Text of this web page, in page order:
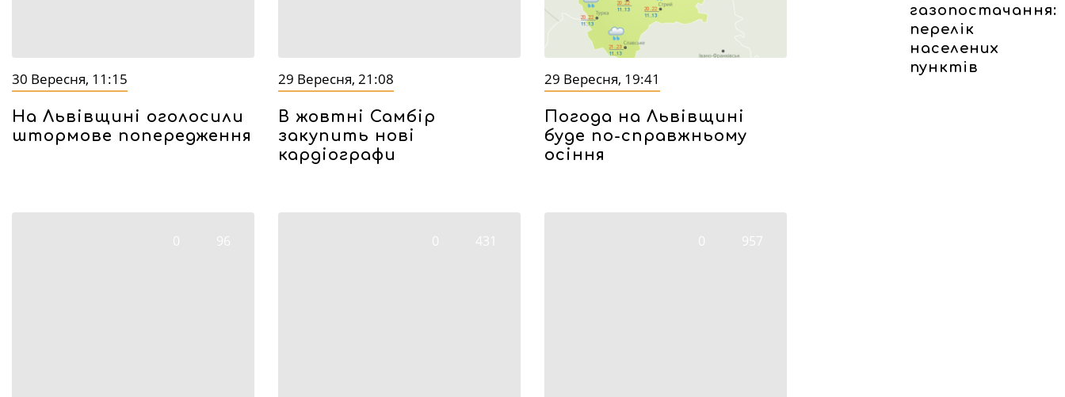
30 Вересня, 11:15
На Львівщині оголосили
штормове попередження
29 Вересня, 21:08
В жовтні Самбір
закупить нові
кардіографи
29 Вересня, 19:41
Погода на Львівщині
буде по-справжньому
осіння
0 96 0 431 0 957
газопостачання:
перелік
населених
пунктів